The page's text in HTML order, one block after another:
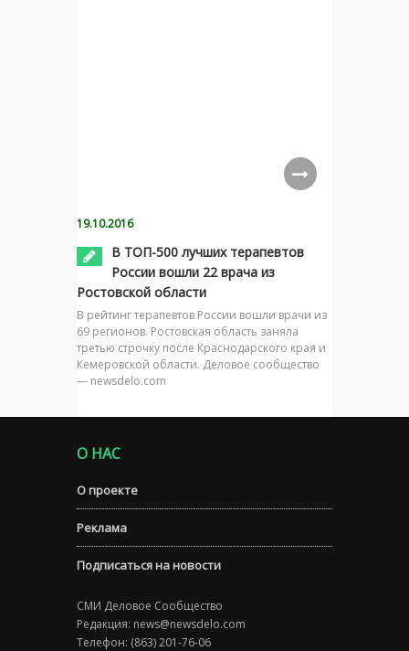
19.10.2016
В ТОП-500 лучших терапевтов
России вошли 22 врача из
Ростовской области
В рейтинг терапевтов России вошли врачи из
69 регионов. Ростовская область заняла
третью строчку после Краснодарского края и
Кемеровской области. Деловое сообщество
— newsdelo.com
О НАС
О проекте
Реклама
Подписаться на новости
СМИ Деловое Сообщество
Редакция: news@newsdelo.com
Телефон: (863) 201-76-06